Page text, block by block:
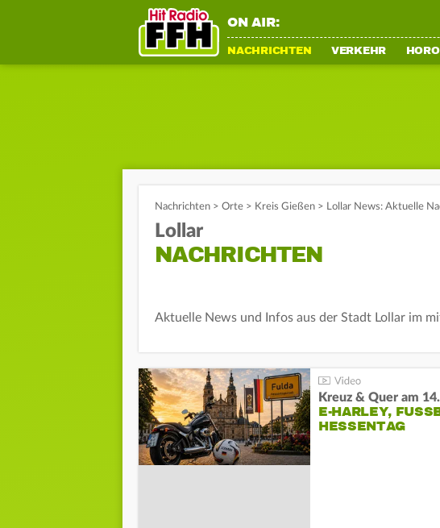
ON AIR:
NACHRICHTEN VERKEHR
Nachrichten > Orte > Kreis Gießen > Lollar News: Aktuelle
Lollar
NACHRICHTEN
Aktuelle News und Infos aus der Stadt Lollar im
Kreuz & Quer am
E-HARLEY,
ESSENTAG